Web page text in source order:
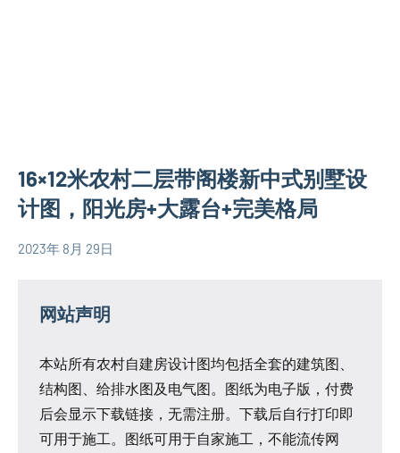
别
墅
设
计
16×12米农村二层带阁楼新中式别墅设
计图，阳光房+大露台+完美格局
2023年 8月 29日
yacool
网站声明
本站所有农村自建房设计图均包括全套的建筑图、
结构图、给排水图及电气图。图纸为电子版，付费
后会显示下载链接，无需注册。下载后自行打印即
可用于施工。图纸可用于自家施工，不能流传网